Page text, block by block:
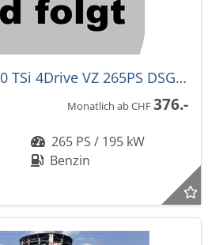
CUPRA Terramar 2.0 TSi 4Drive VZ 265PS DSG-Aut. -44%!
Monatlich ab CHF376.-
265 PS / 195 kW
Benzin